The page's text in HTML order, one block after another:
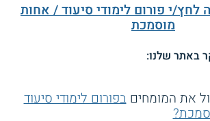
י פורום לימודי סיעוד / אחות
מוסמכת
באתר שלנו:
את המומחיםבפורום לימודי סיעוד